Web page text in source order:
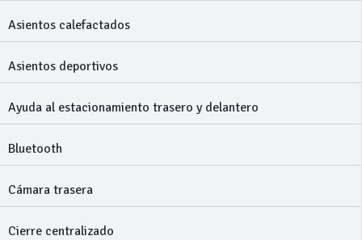
Asientos calefactados
Asientos deportivos
Ayuda al estacionamiento trasero y delantero
Bluetooth
Cámara trasera
Cierre centralizado